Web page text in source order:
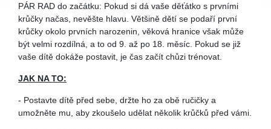
PÁR RAD do začátku: Pokud si dá vaše děťátko s prvními
krůčky načas, nevěšte hlavu. Většině dětí se podaří první
krůčky okolo prvních narozenin, věková hranice však může
být velmi rozdílná, a to od 9. až po 18. měsíc. Pokud se již
vaše dítě dokáže postavit, je čas začít chůzi trénovat.
JAK NA TO:
- Postavte dítě před sebe, držte ho za obě ručičky a
umožněte mu, aby zkoušelo udělat několik krůčků před vámi.